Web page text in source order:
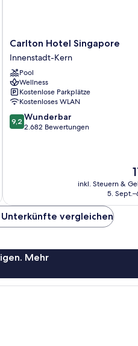
Carlton
Hotel
Singapore
Innenstadt-
Kern
Carlton Hotel Singapore
Innenstadt-Kern
Pool
Wellness
Kostenlose Parkplätze
Kostenloses WLAN
9.2
von
9,2 Wunderbar
2.682 Bewertungen
inkl. Steuern &
5.
Unterkünfte vergleichen
Mehr